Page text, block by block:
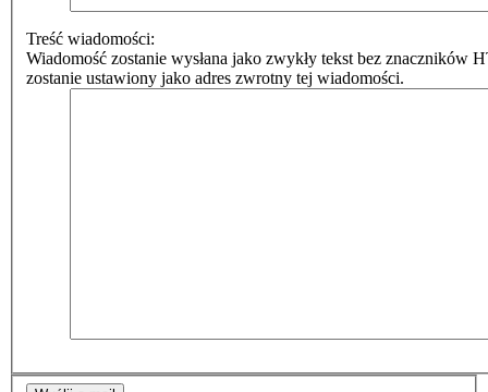
Treść wiadomości:
Wiadomość zostanie wysłana jako zwykły tekst bez znaczników
zostanie ustawiony jako adres zwrotny tej wiadomości.